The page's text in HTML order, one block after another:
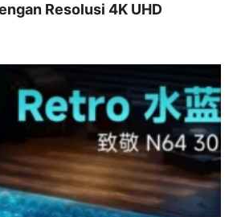
Resolusi 4K UHD